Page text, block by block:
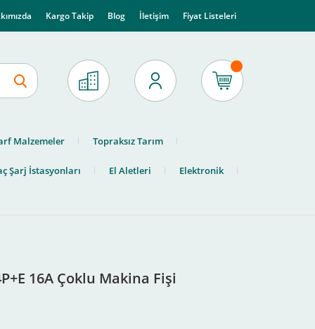
Kargo Takip Blog İletişim Fiyat Listeleri
Malzemeler Topraksız Tarım
Şarj İstasyonları El Aletleri Elektronik
16A Çoklu Makina Fişi